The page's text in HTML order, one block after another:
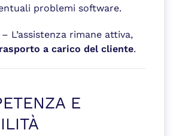
problemi software.
– L’assistenza rimane attiva,
a carico del cliente.
E